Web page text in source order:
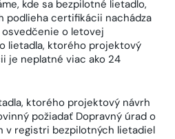
kde sa bezpilotné lietadlo,
podlieha certifikácii nachádza
osvedčenie o letovej
lietadla, ktorého projektový
je neplatné viac ako 24
ktorého projektový návrh
požiadať Dopravný úrad o
v registri bezpilotných lietadiel